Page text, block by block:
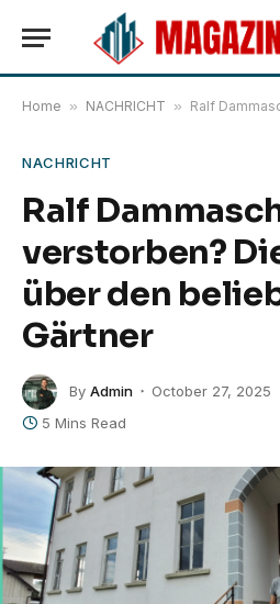
Home » NACHRICHT » Ralf Dammasch
NACHRICHT
Ralf
verstorben?
über den
Gärtner
By Admin October 27, 2025
5 Mins Read